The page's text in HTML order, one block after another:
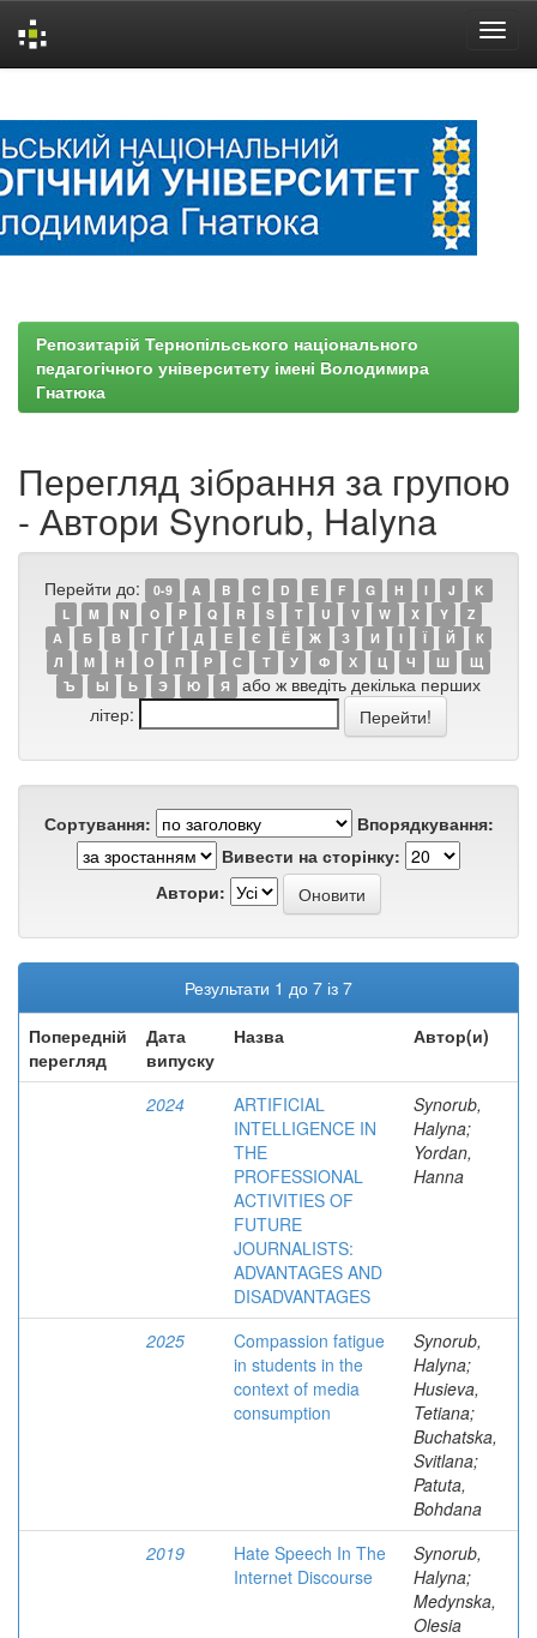
Репозитарій Тернопільського національного
педагогічного університету імені Володимира
Гнатюка
Перегляд зібрання за групою
- Автори Synorub, Halyna
Перейти до: 0-9 A B C D E F G H I J
K
L
M N O P Q R S T U V W X Y
Z
А
Б В Г Ґ Д Е Є Ё Ж З И І Ї Й
К
Л
М Н О П Р С Т У Ф Х Ц Ч Ш
Щ
Ъ
Ы Ь Э Ю Я
або ж введіть декілька перших
літер:
Сортування:
Впорядкування:
Вивести на сторінку:
Автори:
Результати 1 до 7 із 7
Попередній
перегляд
Дата
випуску
Назва Автор(и)
2024
ARTIFICIAL
INTELLIGENCE IN
THE
PROFESSIONAL
ACTIVITIES OF
FUTURE
JOURNALISTS:
ADVANTAGES AND
DISADVANTAGES
Synorub,
Halyna;
Yordan,
Hanna
2025
Compassion fatigue
in students in the
context of media
consumption
Synorub,
Halyna;
Husieva,
Tetiana;
Buchatska,
Svitlana;
Patuta,
Bohdana
2019
Hate Speech In The
Internet Discourse
Synorub,
Halyna;
Medynska,
Olesia